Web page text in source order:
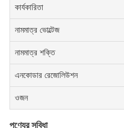
কার্যকারিতা
নামমাত্র ভোল্টেজ
নামমাত্র শক্তি
এনকোডার রেজোলিউশন
ওজন
পণ্যের সুবিধা